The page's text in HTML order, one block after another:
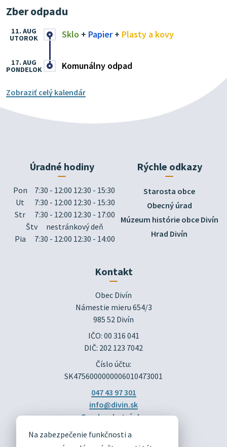
Na zabezpečenie funkčnosti a
Zber odpadu
Sklo + Papier+ Plasty a kovy
11. AUG
UTOROK
Komunálny odpad
17. AUG
PONDELOK
Zobraziť celý kalendár
Úradné hodiny
Pon
7:30 - 12:00 12:30 - 15:30
Ut
7:30 - 12:00 12:30 - 15:30
Str
7:30 - 12:00 12:30 - 17:00
Štv
nestránkový deň
Pia
7:30 - 12:00 12:30 - 14:00
Rýchle odkazy
Starosta obce
Obecný úrad
Múzeum histórie obce Divín
Hrad Divín
Kontakt
Obec Divín
Námestie mieru 654/3
985 52 Divín
IČO: 00 316 041
DIČ: 202 123 7042
Číslo účtu:
SK4756000000006010473001
047 43 97 301
info@divin.sk
Facebook stránka